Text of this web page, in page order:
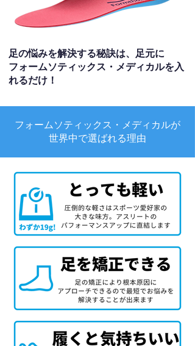
足の悩みを解決する秘訣は、足元に
フォームソティックス・メディカルを入
れるだけ！
フォームソティックス・メディカルが
世界中で選ばれる理由